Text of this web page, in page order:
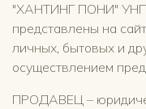
"ХАНТИНГ ПОНИ"
представлены на
личных, бытовых и
осуществлением
ПРОДАВЕЦ –